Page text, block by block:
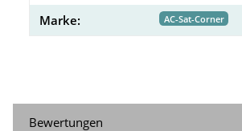
Marke: AC-Sat-Corner
Bewertungen